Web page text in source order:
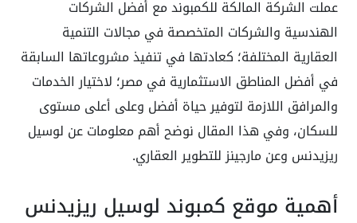
عملت الشركة المالكة للكمبوند مع أفضل الشركات
الهندسية والشركات المتخصصة في مجالات التنمية
العقارية المختلفة؛ كعادتها في تنفيذ مشروعاتها السابقة
في أفضل المناطق الاستثمارية في مصر؛ لاختيار الخدمات
والمرافق اللازمة لتوفير حياة أفضل وعلى أعلى مستوى
للسكان، وفي هذا المقال نوضح أهم معلومات عن لوسيل
ريزيدنس وعن مارجينز للتطوير العقاري.
أهمية موقع كمبوند لوسيل ريزيدنس